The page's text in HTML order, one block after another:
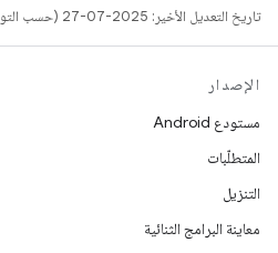
تاريخ التعديل الأخير: 2025-07-27 (حسب التوقيت العالمي المتفَّق عليه)
الإصدار
مستودع Android
المتطلّبات
التنزيل
معاينة البرامج الثنائية